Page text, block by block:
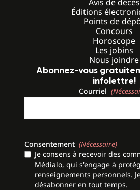
Éditions
Points de
Concours
Horoscope
Les jobins
Nous joindre
Abonnez-vous
infolettre!
Courriel
Consentement (Nécessaire)
Je consens à recevoir des
Médialo, qui s'engage à
renseignements personnels.
désabonner en tout temps.